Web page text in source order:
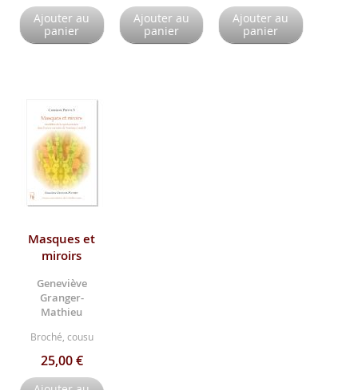
Ajouter au
panier
Ajouter au
panier
Ajouter au
panier
Masques et
miroirs
Geneviève
Granger-
Mathieu
Broché, cousu
25,00 €